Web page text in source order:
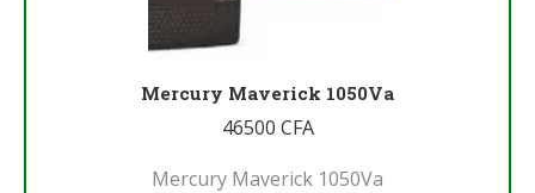
Mercury Maverick 1050Va
46500 CFA
Mercury Maverick 1050Va